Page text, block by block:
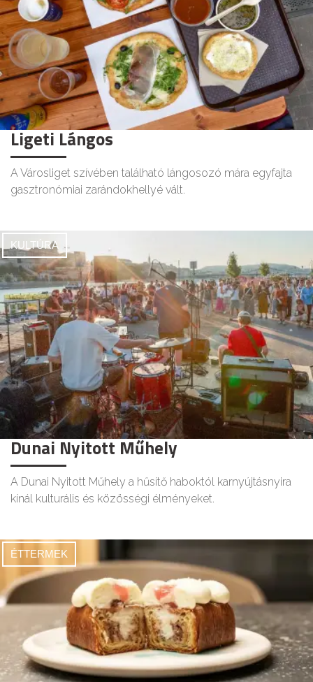
Ligeti Lángos
A Városliget szívében található lángosozó mára egyfajta
gasztronómiai zarándokhellyé vált.
KULTÚRA
Dunai Nyitott Műhely
A Dunai Nyitott Műhely a hűsítő haboktól karnyújtásnyira
kínál kulturális és közösségi élményeket.
ÉTTERMEK